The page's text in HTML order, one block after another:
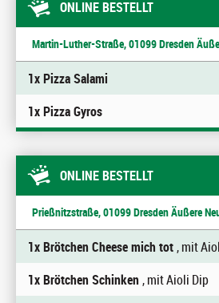
ONLINE BESTELLT
Martin-Luther-Straße, 01099 Dresden
1x Pizza Salami
1x Pizza Gyros
ONLINE BESTELLT
Prießnitzstraße, 01099 Dresden Äußere
1x Brötchen Cheese mich tot, mit
1x Brötchen Schinken, mit Aioli Dip